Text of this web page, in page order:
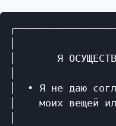
│       Я
│  • Я не даю
│    моих